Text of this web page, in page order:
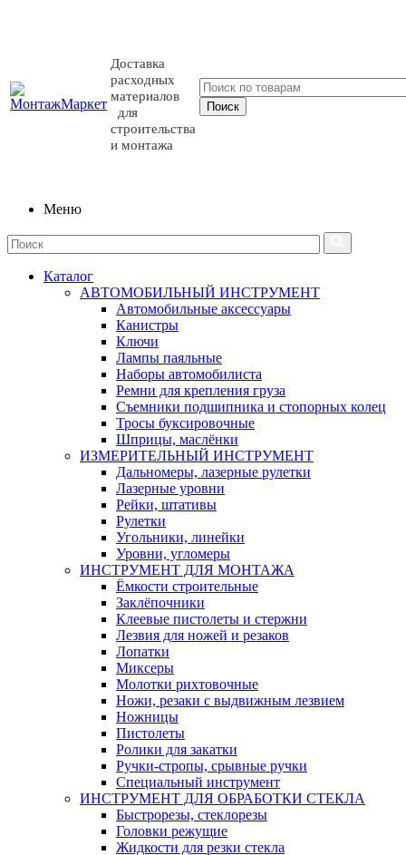
Доставка
расходных
материалов
для
строительства
и монтажа
Меню
Каталог
АВТОМОБИЛЬНЫЙ ИНСТРУМЕНТ
Автомобильные аксессуары
Канистры
Ключи
Лампы паяльные
Наборы автомобилиста
Ремни для крепления груза
Съемники подшипника и стопорных колец
Тросы буксировочные
Шприцы, маслёнки
ИЗМЕРИТЕЛЬНЫЙ ИНСТРУМЕНТ
Дальномеры, лазерные рулетки
Лазерные уровни
Рейки, штативы
Рулетки
Угольники, линейки
Уровни, угломеры
ИНСТРУМЕНТ ДЛЯ МОНТАЖА
Ёмкости строительные
Заклёпочники
Клеевые пистолеты и стержни
Лезвия для ножей и резаков
Лопатки
Миксеры
Молотки рихтовочные
Ножи, резаки с выдвижным лезвием
Ножницы
Пистолеты
Ролики для закатки
Ручки-стропы, срывные ручки
Специальный инструмент
ИНСТРУМЕНТ ДЛЯ ОБРАБОТКИ СТЕКЛА
Быстрорезы, стеклорезы
Головки режущие
Жидкости для резки стекла